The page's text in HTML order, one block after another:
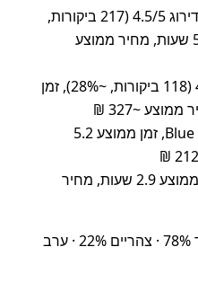
Blue Star Ferries – דירוג 4.5/5 (217 ביקורות,
~39%), זמן ממוצע 5.4 שעות, מחיר ממוצע
SeaJets – דירוג 4.5/5 (118 ביקורות, ~28%), זמן
Blue Star Ferries (~18%), זמן ממוצע 5.2
Seajets (~15%), זמן ממוצע 2.9 שעות, מחיר
שעות יציאה פופולריות: בוקר 78% · צהריים 22% · ערב